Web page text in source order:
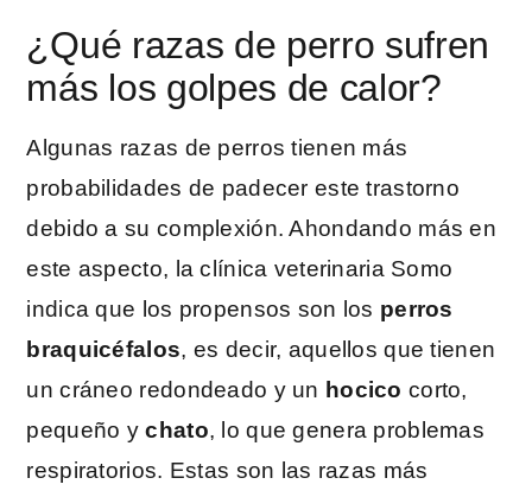
¿Qué razas de perro sufren
más los golpes de calor?
Algunas razas de perros tienen más
probabilidades de padecer este trastorno
debido a su complexión. Ahondando más en
este aspecto, la clínica veterinaria Somo
indica que los propensos son los perros
braquicéfalos, es decir, aquellos que tienen
un cráneo redondeado y un hocico corto,
pequeño ychato, lo que genera problemas
respiratorios. Estas son las razas más